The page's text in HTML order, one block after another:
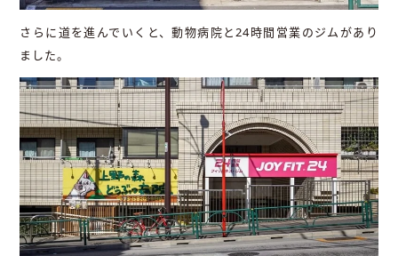
さらに道を進んでいくと、動物病院と24時間営業のジムがあり
ました。